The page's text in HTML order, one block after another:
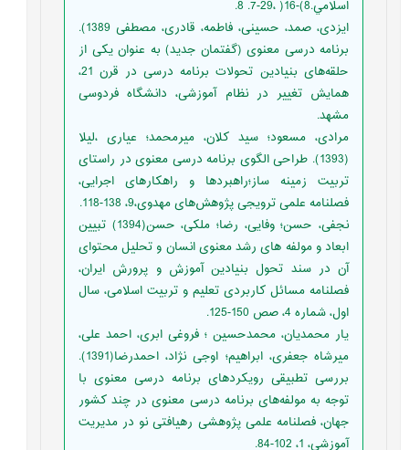
اسلامي.8)-16( ،29-7. 8.
ایزدی، صمد، حسینی، فاطمه، قادری، مصطفی 1389).
برنامه درسی معنوی (گفتمان جدید) به عنوان یکی از
حلقه‌های بنیادین تحولات برنامه درسی در قرن 21،
همایش تغییر در نظام آموزشی، دانشگاه فردوسی
مشهد.
مرادی، مسعود؛ سید کلان، میرمحمد؛ عیاری ،لیلا
(1393). طراحی الگوی برنامه درسی معنوی در راستای
تربیت زمینه ساز؛راهبردها و راهکارهای اجرایی،
فصلنامه علمی ترویجی پژوهش‌های مهدوی،9، 138-118.
نجفی، حسن؛ وفایی، رضا؛ ملکی، حسن(1394) تبیین
ابعاد و مولفه های رشد معنوی انسان و تحلیل محتوای
آن در سند تحول بنیادین آموزش و پرورش ایران،
فصلنامه مسائل کاربردی تعلیم و تربیت اسلامی، سال
اول، شماره 4، صص 150-125.
یار محمدیان، محمدحسین ؛ فروغی ابری، احمد علی،
میرشاه جعفری، ابراهیم؛ اوجی نژاد، احمدرضا(1391).
بررسی تطبيقی رويکردهای برنامه درسی معنوی با
توجه به مولفه‌های برنامه درسی معنوی در چند کشور
جهان، فصلنامه علمی پژوهشی رهیافتی نو در مدیریت
آموزشی، 1، 102-84.